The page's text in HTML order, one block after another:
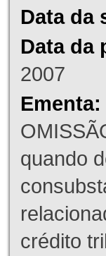
Data da
Data da
2007
Ementa:
quando
crédito